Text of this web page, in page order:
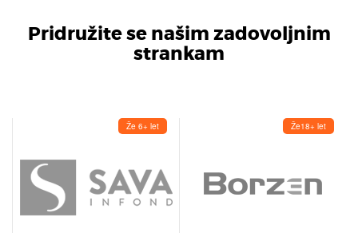
Pridružite se našim zadovoljnim
strankam
Že 6+ let Že18+ let